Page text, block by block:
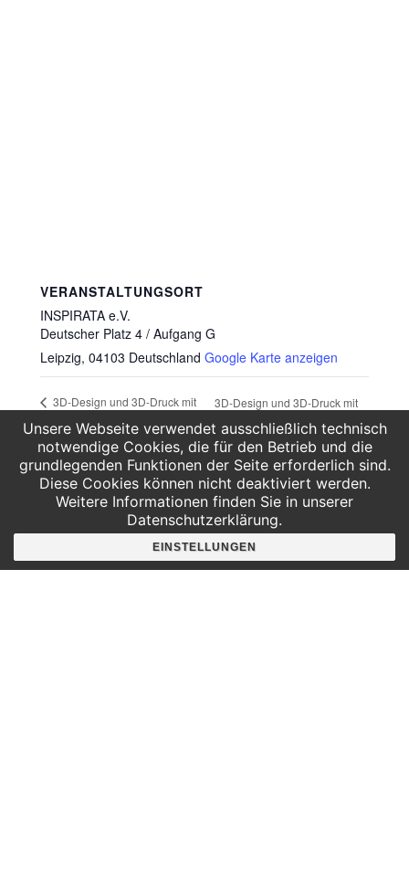
VERANSTALTUNGSORT
INSPIRATA e.V.
Deutscher Platz 4 / Aufgang G
Leipzig, 04103 Deutschland Google Karte anzeigen
3D-Design und 3D-Druck mit
3D-Design und 3D-Druck mit
Blender (Einsteigerkurs)
Hier findest du uns
Deutscher Platz 4
Unsere Webseite verwendet ausschließlich technisch
notwendige Cookies, die für den Betrieb und die
grundlegenden Funktionen der Seite erforderlich sind.
Diese Cookies können nicht deaktiviert werden.
Weitere Informationen finden Sie in unserer
Datenschutzerklärung.
EINSTELLUNGEN